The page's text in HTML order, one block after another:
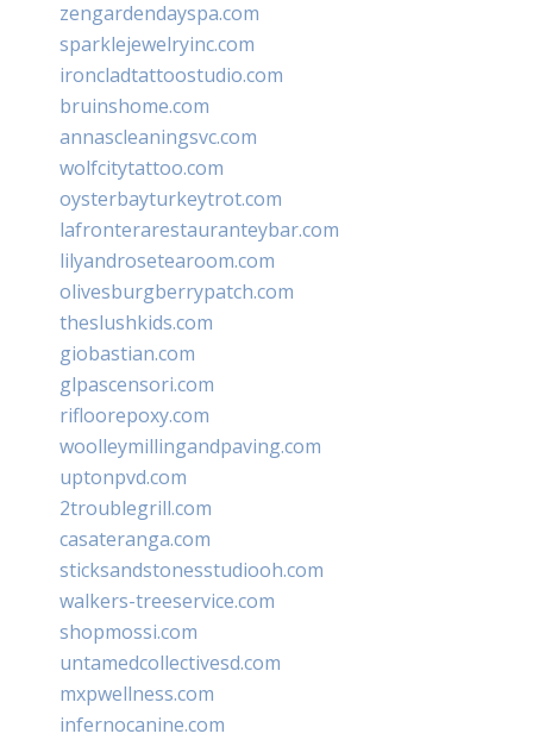
zengardendayspa.com
sparklejewelryinc.com
ironcladtattoostudio.com
bruinshome.com
annascleaningsvc.com
wolfcitytattoo.com
oysterbayturkeytrot.com
lafronterarestauranteybar.com
lilyandrosetearoom.com
olivesburgberrypatch.com
theslushkids.com
giobastian.com
glpascensori.com
rifloorepoxy.com
woolleymillingandpaving.com
uptonpvd.com
2troublegrill.com
casateranga.com
sticksandstonesstudiooh.com
walkers-treeservice.com
shopmossi.com
untamedcollectivesd.com
mxpwellness.com
infernocanine.com